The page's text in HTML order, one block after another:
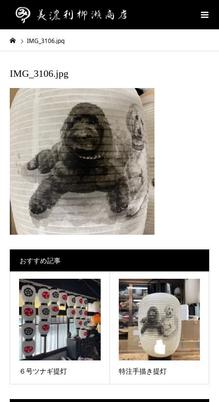
IMG_3106.jpg
IMG_3106.jpg
おすすめ記事
６号ツナギ提灯 特注手描き提灯